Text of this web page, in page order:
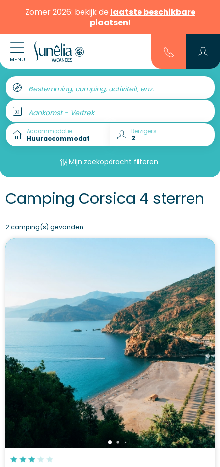
Zomer 2026: bekijk de laatste beschikbare
plaatsen!
MENU
Bestemming, camping, activiteit, enz.
Aankomst - Vertrek
Accommodatie Reizigers
Mijn zoekopdracht filteren
Camping Corsica 4 sterren
2 camping(s) gevonden